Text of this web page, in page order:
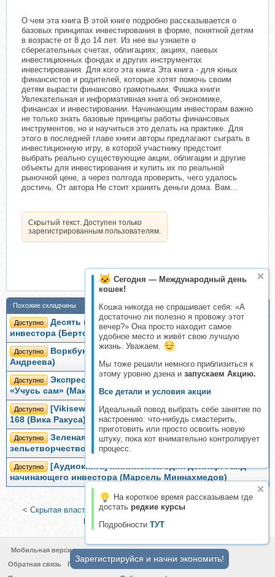
Сегодня — Международный день
кошек!
Кошка никогда не спрашивает себя: «А
достаточно ли полезно я провожу этот
вечер?» Она просто находит самое
удобное место и живёт свою лучшую
жизнь. Уважаем.
Мы тоже решили немного приблизиться к
этому уровню дзена и запускаем Акцию.
Все детали и условия акции
Идеальный повод выбрать себе занятие по
настроению: что-нибудь смастерить,
приготовить или просто освоить новую
штуку, пока кот внимательно контролирует
процесс.
На короткое время рассказываем где
достать редкие курсы
Подробности ТУТ
О чем эта книга В этой книге подробно рассказывается о
базовых принципах инвестирования в форме, понятной детям
в возрасте от 8 до 14 лет. Из нее вы узнаете о
сберегательных счетах, облигациях, акциях, паевых
инвестиционных фондах и других инструментах
инвестирования. Для кого эта книга Эта книга - для юных
финансистов и родителей, которые хотят помочь своим
детям вырасти финансово грамотными. Фишка книги
Увлекательная и информативная книга об экономике,
финансах и инвестировании. Начинающим инвесторам важно
не только знать базовые принципы работы финансовых
инструментов, но и научиться это делать на практике. Для
этого в последней главе книги авторы предлагают сыграть в
инвестиционную игру, в которой участнику предстоит
выбрать реально существующие акции, облигации и другие
объекты для инвестирования и купить их по реальной
рыночной цене, а через полгода проверить, чего удалось
достичь. От автора Не стоит хранить деньги дома. Вам...
Скрытый текст. Доступен только
зарегистрированным пользователям.
Похожие складчины
Доступно
Десять главных правил для начинающего
инвестора (Бертон Малкиел)
Доступно
Воркбук начинающего инвестора (Светлана
Андреева)
Доступно
Экспресс-курс начинающего инвестора. Пакет
«Учусь сам» (Максим Петров)
Доступно
[Vikisews] Пуховик Гейл. Размер 34-52. Рост 162-
168 (Вика Ракуса)
Доступно
Зеленая магия. Сезонные ритуалы,
зельетворчество, алхимия трав (Гейл Бусси)
Доступно
[Аудиокнига] Миллион за один доллар. Гайд
начинающего инвестора (Марсель Миннахмедов)
< Скрытая власть (Эрик Вейнер)|Вино. 100 правил, историй,
рецептов (Ольга Ивенская)
Мобильная версия
Обратная связь
Политика конфиденциальности
Зарегистрируйся и начни экономить!